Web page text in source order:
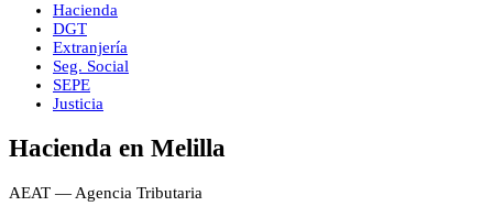
Hacienda
DGT
Extranjería
Seg. Social
SEPE
Justicia
Hacienda en Melilla
AEAT — Agencia Tributaria